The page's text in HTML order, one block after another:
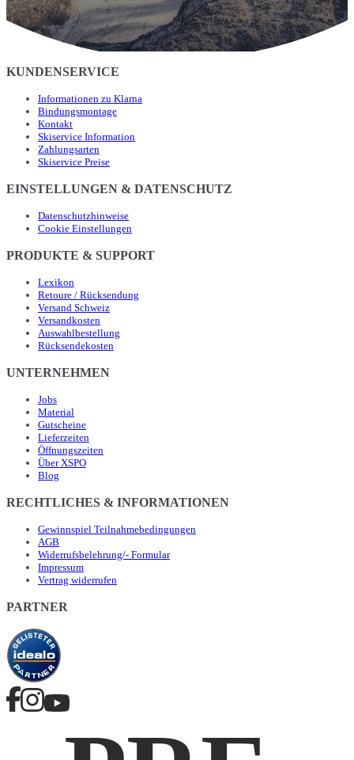
KUNDENSERVICE
Informationen zu Klarna
Bindungsmontage
Kontakt
Skiservice Information
Zahlungsarten
Skiservice Preise
EINSTELLUNGEN & DATENSCHUTZ
Datenschutzhinweise
Cookie Einstellungen
PRODUKTE & SUPPORT
Lexikon
Retoure / Rücksendung
Versand Schweiz
Versandkosten
Auswahlbestellung
Rücksendekosten
UNTERNEHMEN
Jobs
Material
Gutscheine
Lieferzeiten
Öffnungszeiten
Über XSPO
Blog
RECHTLICHES & INFORMATIONEN
Gewinnspiel Teilnahmebedingungen
AGB
Widerrufsbelehrung/- Formular
Impressum
Vertrag widerrufen
PARTNER